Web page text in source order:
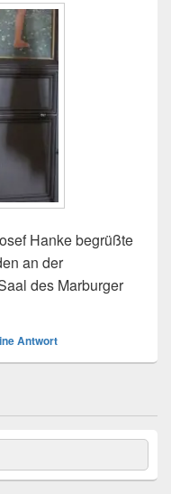
Hanke begrüßte
an der
des Marburger
Antwort